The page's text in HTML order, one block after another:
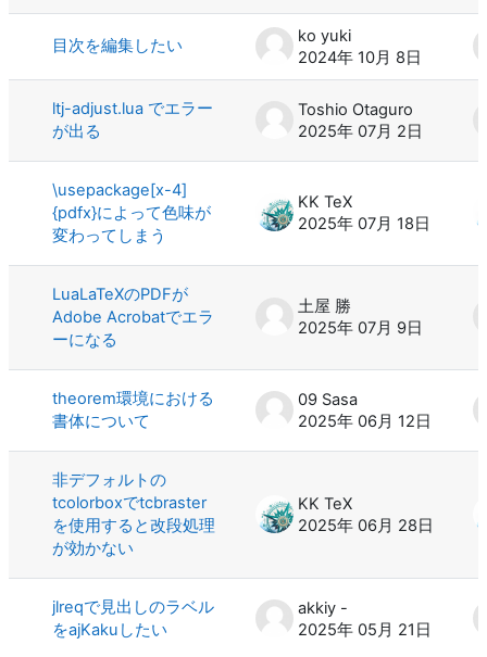
目次を編集したい
ko yuki
2024年 10月 8日
ltj-adjust.lua でエラー
が出る
Toshio Otaguro
2025年 07月 2日
\usepackage[x-4]
{pdfx}によって色味が
変わってしまう
KK TeX
2025年 07月 18日
LuaLaTeXのPDFが
Adobe Acrobatでエラ
ーになる
土屋 勝
2025年 07月 9日
theorem環境における
書体について
09 Sasa
2025年 06月 12日
非デフォルトの
tcolorboxでtcbraster
を使用すると改段処理
が効かない
KK TeX
2025年 06月 28日
jlreqで見出しのラベル
をajKakuしたい
akkiy -
2025年 05月 21日